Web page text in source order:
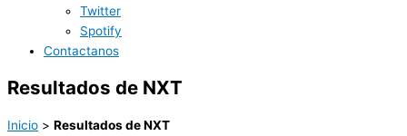
Twitter
Spotify
Contactanos
Resultados de NXT
Inicio > Resultados de NXT